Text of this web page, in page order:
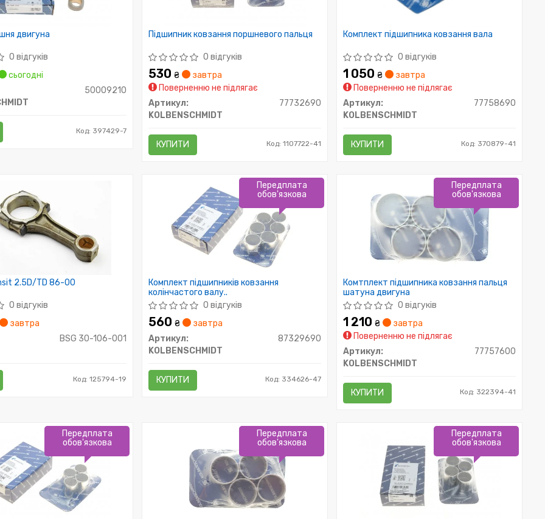
двигуна
0 відгуків
сьогодні
50009210
Код: 397429-7
Підшипник ковзання поршневого пальця
0 відгуків
530₴
завтра
Поверненню не підлягає
Артикул:
77732690
KOLBENSCHMIDT
КУПИТИ Код: 1107722-41
Комплект підшипника ковзання вала
0 відгуків
1 050₴
завтра
Поверненню не підлягає
Артикул:
77758690
KOLBENSCHMIDT
КУПИТИ Код: 370879-41
2.5D/TD 86-00
0 відгуків
завтра
BSG 30-106-001
Код: 125794-19
Комплект підшипників ковзання
колінчастого валу..
0 відгуків
560₴
завтра
Артикул:
87329690
KOLBENSCHMIDT
КУПИТИ Код: 334626-47
Передплата
обов'язкова
Комтплект підшипника ковзання пальця
шатуна двигуна
0 відгуків
1 210₴
завтра
Поверненню не підлягає
Артикул:
77757600
KOLBENSCHMIDT
КУПИТИ Код: 322394-41
Передплата
обов'язкова
Передплата
обов'язкова
Передплата
обов'язкова
Передплата
обов'язкова